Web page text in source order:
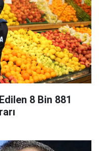
8 Bin 881